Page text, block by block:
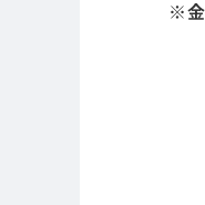
※金